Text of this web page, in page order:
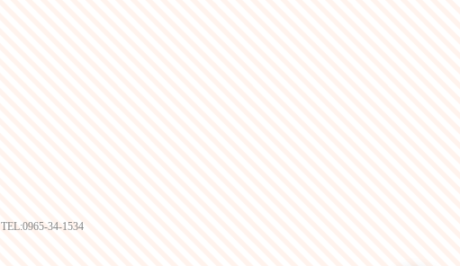
TEL:0965-34-1534